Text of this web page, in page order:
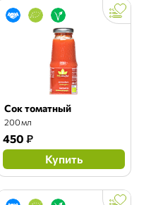
Сок томатный
200 мл
450 ₽
Купить